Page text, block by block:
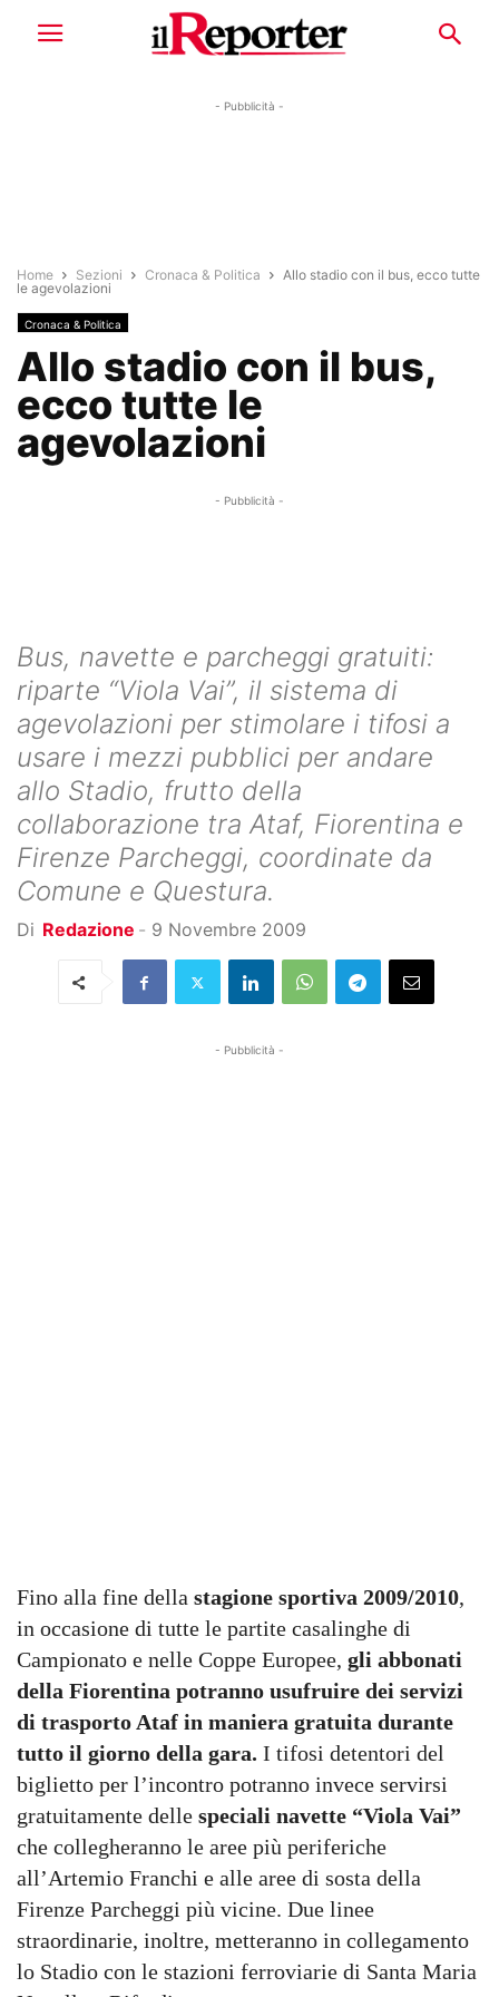
- Pubblicità -
Home Sezioni Cronaca & Politica
Allo stadio con il bus, ecco tutte
le agevolazioni
Cronaca & Politica
Allo stadio con il bus,
ecco tutte le
agevolazioni
- Pubblicità -
Bus, navette e parcheggi gratuiti:
riparte “Viola Vai”, il sistema di
agevolazioni per stimolare i tifosi a
usare i mezzi pubblici per andare
allo Stadio, frutto della
collaborazione tra Ataf, Fiorentina e
Firenze Parcheggi, coordinate da
Comune e Questura.
Di Redazione - 9 Novembre 2009
- Pubblicità -
Fino alla fine della stagione sportiva 2009/2010,
in occasione di tutte le partite casalinghe di
Campionato e nelle Coppe Europee, gli abbonati
della Fiorentina potranno usufruire dei servizi
di trasporto Ataf in maniera gratuita durante
tutto il giorno della gara. I tifosi detentori del
biglietto per l’incontro potranno invece servirsi
gratuitamente delle speciali navette “Viola Vai”
che collegheranno le aree più periferiche
all’Artemio Franchi e alle aree di sosta della
Firenze Parcheggi più vicine. Due linee
straordinarie, inoltre, metteranno in collegamento
lo Stadio con le stazioni ferroviarie di Santa Maria